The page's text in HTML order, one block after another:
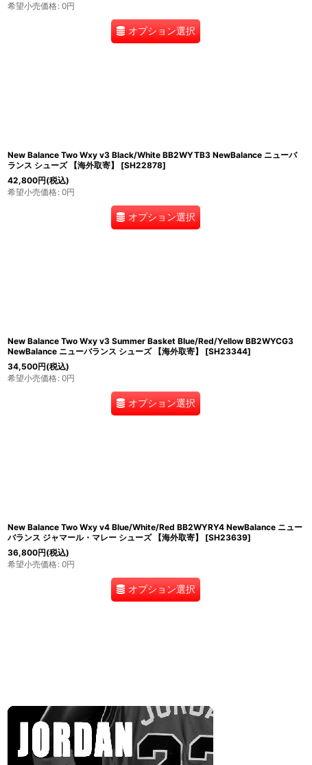
希望小売価格: 0円
オプション選択
New Balance Two Wxy v3 Black/White BB2WYTB3 NewBalance ニューバ
ランス シューズ 【海外取寄】
[SH22878]
42,800円(税込)
希望小売価格: 0円
オプション選択
New Balance Two Wxy v3 Summer Basket Blue/Red/Yellow BB2WYCG3
NewBalance ニューバランス シューズ 【海外取寄】
[SH23344]
34,500円(税込)
希望小売価格: 0円
オプション選択
New Balance Two Wxy v4 Blue/White/Red BB2WYRY4 NewBalance ニュー
バランス ジャマール・マレー シューズ 【海外取寄】
[SH23639]
36,800円(税込)
希望小売価格: 0円
オプション選択